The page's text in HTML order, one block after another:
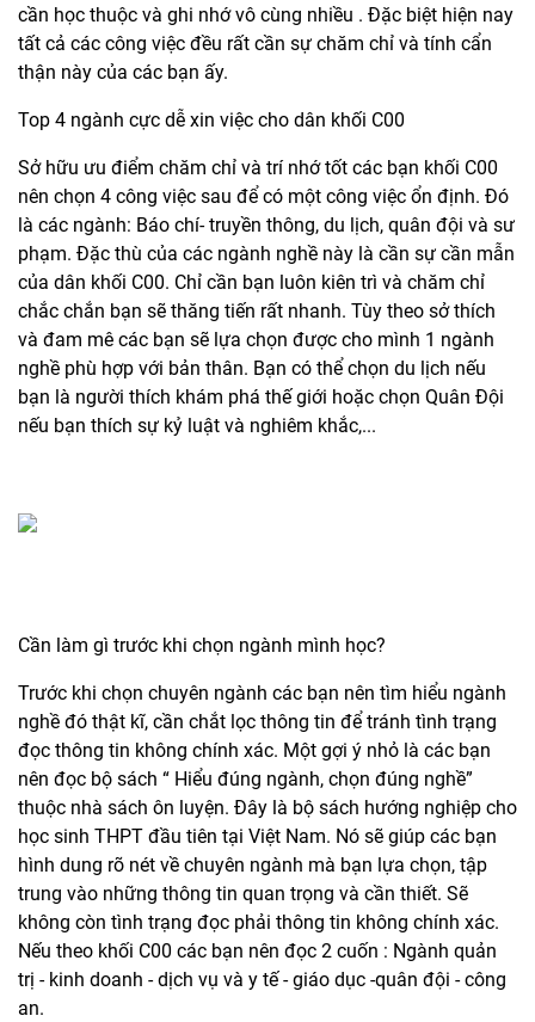
cần học thuộc và ghi nhớ vô cùng nhiều . Đặc biệt hiện nay
tất cả các công việc đều rất cần sự chăm chỉ và tính cẩn
thận này của các bạn ấy.
Top 4 ngành cực dễ xin việc cho dân khối C00
Sở hữu ưu điểm chăm chỉ và trí nhớ tốt các bạn khối C00
nên chọn 4 công việc sau để có một công việc ổn định. Đó
là các ngành: Báo chí- truyền thông, du lịch, quân đội và sư
phạm. Đặc thù của các ngành nghề này là cần sự cần mẫn
của dân khối C00. Chỉ cần bạn luôn kiên trì và chăm chỉ
chắc chắn bạn sẽ thăng tiến rất nhanh. Tùy theo sở thích
và đam mê các bạn sẽ lựa chọn được cho mình 1 ngành
nghề phù hợp với bản thân. Bạn có thể chọn du lịch nếu
bạn là người thích khám phá thế giới hoặc chọn Quân Đội
nếu bạn thích sự kỷ luật và nghiêm khắc,...
Cần làm gì trước khi chọn ngành mình học?
Trước khi chọn chuyên ngành các bạn nên tìm hiểu ngành
nghề đó thật kĩ, cần chắt lọc thông tin để tránh tình trạng
đọc thông tin không chính xác. Một gợi ý nhỏ là các bạn
nên đọc bộ sách “ Hiểu đúng ngành, chọn đúng nghề”
thuộc nhà sách ôn luyện. Đây là bộ sách hướng nghiệp cho
học sinh THPT đầu tiên tại Việt Nam. Nó sẽ giúp các bạn
hình dung rõ nét về chuyên ngành mà bạn lựa chọn, tập
trung vào những thông tin quan trọng và cần thiết. Sẽ
không còn tình trạng đọc phải thông tin không chính xác.
Nếu theo khối C00 các bạn nên đọc 2 cuốn : Ngành quản
trị - kinh doanh - dịch vụ và y tế - giáo dục -quân đội - công
an.